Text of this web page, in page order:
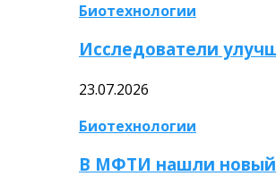
Биотехнологии
Исследователи
23.07.2026
Биотехнологии
В МФТИ нашли новый